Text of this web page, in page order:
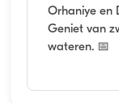
Orhaniye en
Geniet van
wateren. 📅